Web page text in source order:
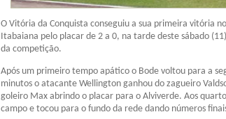
O Vitória da Conquista conseguiu a sua primeira vitória
Itabaiana pelo placar de 2 a 0, na tarde deste sábado
da competição.
Após um primeiro tempo apático o Bode voltou para a
minutos o atacante Wellington ganhou do zagueiro
goleiro Max abrindo o placar para o Alviverde. Aos
campo e tocou para o fundo da rede dando números